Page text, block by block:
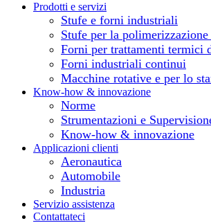
Prodotti e servizi
Stufe e forni industriali
Stufe per la
Forni per trattamenti termici
Forni industriali continui
Macchine rotative e per lo
Know-how & innovazione
Norme
Strumentazioni e
Know-how & innovazione
Applicazioni clienti
Aeronautica
Automobile
Industria
Servizio assistenza
Contattateci